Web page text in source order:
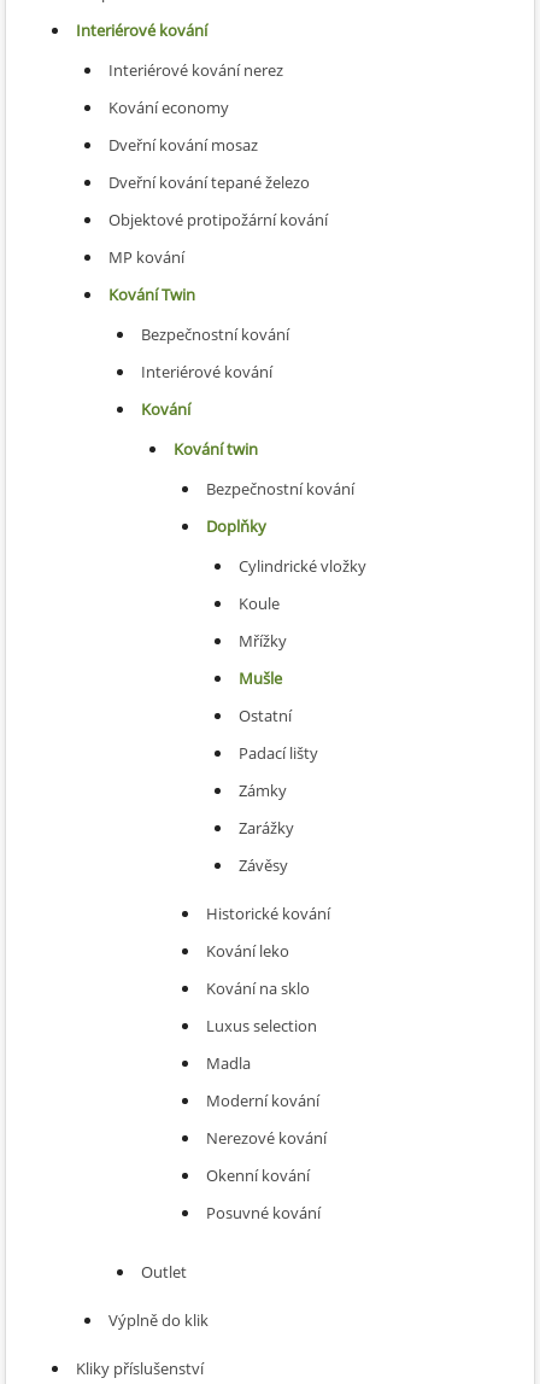
Interiérové kování
Interiérové kování nerez
Kování economy
Dveřní kování mosaz
Dveřní kování tepané železo
Objektové protipožární kování
MP kování
Kování Twin
Bezpečnostní kování
Interiérové kování
Kování
Kování twin
Bezpečnostní kování
Doplňky
Cylindrické vložky
Koule
Mřížky
Mušle
Ostatní
Padací lišty
Zámky
Zarážky
Závěsy
Historické kování
Kování leko
Kování na sklo
Luxus selection
Madla
Moderní kování
Nerezové kování
Okenní kování
Posuvné kování
Outlet
Výplně do klik
Kliky příslušenství